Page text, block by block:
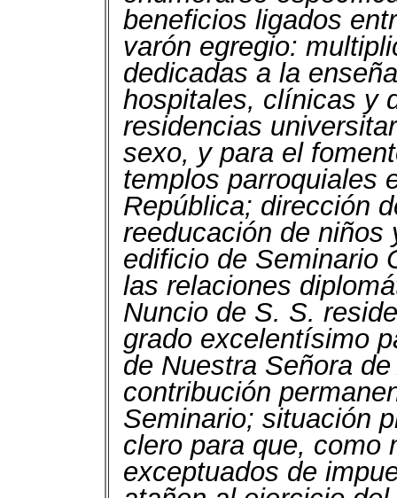
beneficios ligados
varón egregio:
dedicadas a la
hospitales, clínicas y
residencias
sexo, y para el
templos parroquiales
República; dirección
reeducación de niños
edificio de Seminario
las relaciones
Nuncio de S. S.
grado excelentísimo
de Nuestra Señora
contribución
Seminario; situación
clero para que, como
exceptuados de